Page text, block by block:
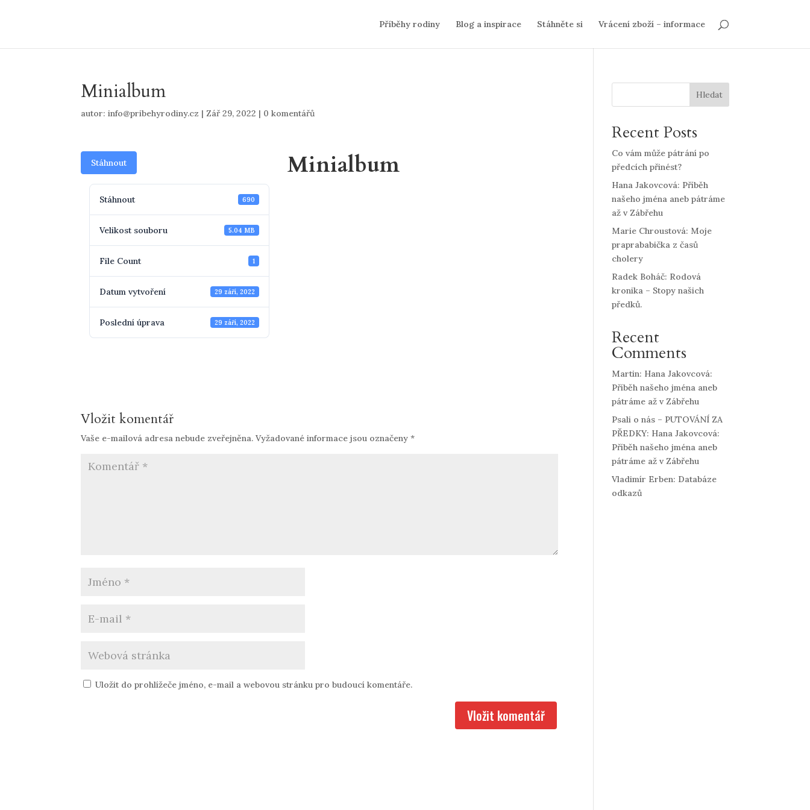
Příběhy rodiny Blog a inspirace Stáhněte si Vrácení zboží – informace
Minialbum
autor:info@pribehyrodiny.cz | Zář 29, 2022 | 0 komentářů
Stáhnout
Stáhnout 690
Velikost souboru 5.04 MB
File Count 1
Datum vytvoření 29 září, 2022
Poslední úprava 29 září, 2022
Minialbum
Vložit komentář
Vaše e-mailová adresa nebude zveřejněna. Vyžadované informace jsou označeny*
Uložit do prohlížeče jméno, e-mail a webovou stránku pro budoucí komentáře.
Hledat
Recent Posts
Co vám může pátrání po
předcích přinést?
Hana Jakovcová: Příběh
našeho jména aneb pátráme
až v Zábřehu
Marie Chroustová: Moje
praprababička z časů
cholery
Radek Boháč: Rodová
kronika – Stopy našich
předků.
Recent
Comments
Martin: Hana Jakovcová:
Příběh našeho jména aneb
pátráme až v Zábřehu
Psali o nás – PUTOVÁNÍ ZA
PŘEDKY: Hana Jakovcová:
Příběh našeho jména aneb
pátráme až v Zábřehu
Vladimír Erben: Databáze
odkazů